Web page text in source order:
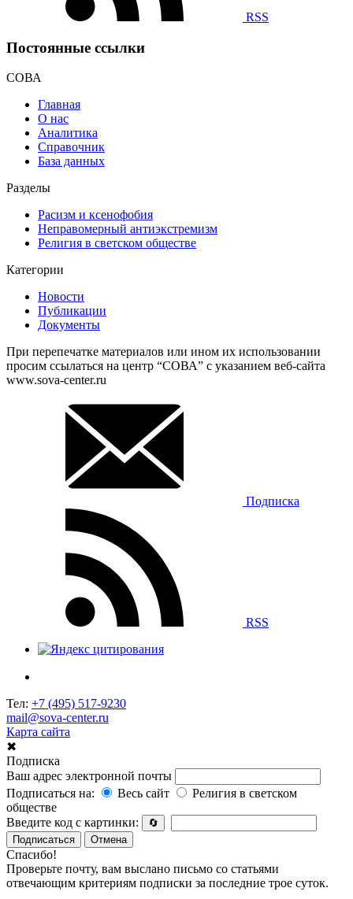
RSS
Постоянные ссылки
СОВА
Главная
О нас
Аналитика
Справочник
База данных
Разделы
Расизм и ксенофобия
Неправомерный антиэкстремизм
Религия в светском обществе
Категории
Новости
Публикации
Документы
При перепечатке материалов или ином их использовании
просим ссылаться на центр “СОВА” с указанием веб-сайта
www.sova-center.ru
Подписка
RSS
Тел: +7 (495) 517-9230
mail@sova-center.ru
Карта сайта
✖
Подписка
Ваш адрес электронной почты
Подписаться на:
Весь сайт
Религия в светском
обществе
Введите код с картинки:
🔄
Подписаться
Отмена
Спасибо!
Проверьте почту, вам выслано письмо со статьями
отвечающим критериям подписки за последние трое суток.